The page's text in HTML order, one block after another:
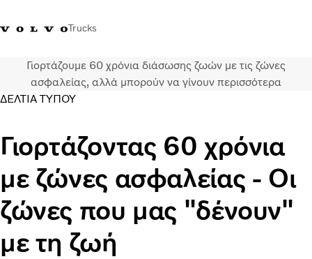
Trucks
+302103483300Merchandise Shop Volvo TrucksGreece
Φορτηγά
Υπηρεσίες
Εντοπισμός συνεργάτη
ΤΕΛΕΥΤΑΙΑ ΝΕΑ
Σχετικά με εμάς
Οι πελάτες μας
Επικοινωνήστε μαζί μας
Γιορτάζουμε 60 χρόνια διάσωσης ζωών με τις ζώνες
ασφαλείας, αλλά μπορούν να γίνουν περισσότερα
ΔΕΛΤΙΑ ΤΥΠΟΥ
Γιορτάζοντας 60 χρόνια
με ζώνες ασφαλείας - Οι
ζώνες που μας "δένουν"
με τη ζωή